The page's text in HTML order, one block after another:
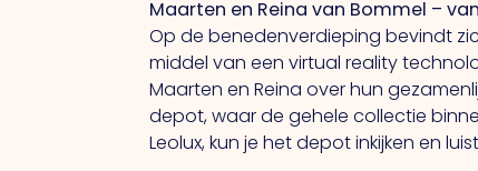
Maarten en Reina van Bommel –
Op de benedenverdieping bevindt
middel van een virtual reality
Maarten en Reina over hun
depot, waar de gehele collectie
Leolux, kun je het depot inkijken en